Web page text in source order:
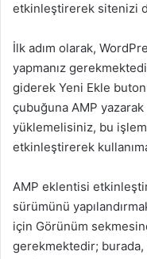
etkinleştirerek sitenizi
İlk adım olarak,
yapmanız
giderek Yeni Ekle
çubuğuna AMP
yüklemelisiniz, bu
etkinleştirerek
AMP eklentisi
sürümünü
için Görünüm
gerekmektedir; burada,